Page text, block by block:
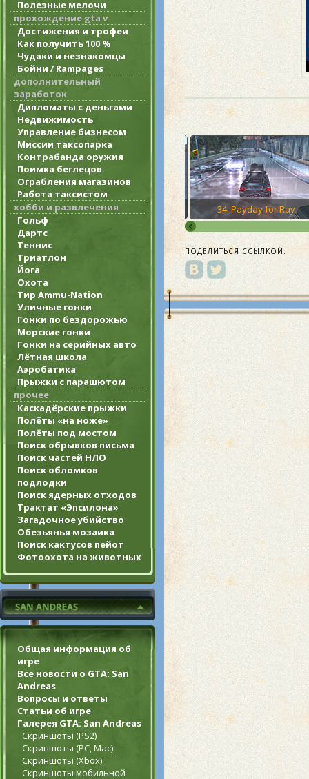
Полезные мелочи
прохождение gta v
Достижения и трофеи
Как получить 100 %
Чудаки и незнакомцы
Бойни / Rampages
дополнительный
заработок
Дипломаты с деньгами
Недвижимость
Управление бизнесом
Миссии таксопарка
Контрабанда оружия
Поимка беглецов
Ограбления магазинов
Работа таксистом
хобби и развлечения
Гольф
Дартс
Теннис
Триатлон
Йога
Охота
Тир Ammu-Nation
Уличные гонки
Гонки по бездорожью
Морские гонки
Гонки на серийных авто
Лётная школа
Аэробатика
Прыжки с парашютом
прочее
Каскадёрские прыжки
Полёты «на ноже»
Полёты под мостом
Поиск обрывков письма
Поиск частей НЛО
Поиск обломков
подлодки
Поиск ядерных отходов
Трактат «Эпсилона»
Загадочное убийство
Обезьянья мозаика
Поиск кактусов пейот
Фотоохота на животных
Общая информация об
игре
Все новости о GTA: San
Andreas
Вопросы и ответы
Статьи об игре
Галерея GTA: San Andreas
Скриншоты (PS2)
Скриншоты (PC, Mac)
Скриншоты (Xbox)
Скриншоты мобильной
33. Paparazzi Purge 34. Payday for Ray
ПОДЕЛИТЬСЯ ССЫЛКОЙ: